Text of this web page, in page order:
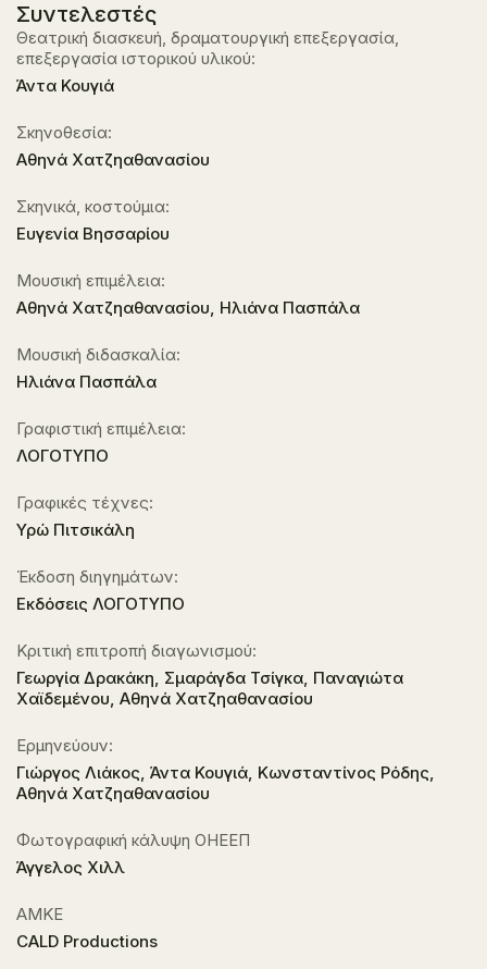
Συντελεστές
Θεατρική διασκευή, δραματουργική επεξεργασία,
επεξεργασία ιστορικού υλικού:
Άντα Κουγιά
Σκηνοθεσία:
Αθηνά Χατζηαθανασίου
Σκηνικά, κοστούμια:
Ευγενία Βησσαρίου
Μουσική επιμέλεια:
Αθηνά Χατζηαθανασίου, Ηλιάνα Πασπάλα
Μουσική διδασκαλία:
Ηλιάνα Πασπάλα
Γραφιστική επιμέλεια:
ΛΟΓΟΤΥΠΟ
Γραφικές τέχνες:
Υρώ Πιτσικάλη
Έκδοση διηγημάτων:
Εκδόσεις ΛΟΓΟΤΥΠΟ
Κριτική επιτροπή διαγωνισμού:
Γεωργία Δρακάκη, Σμαράγδα Τσίγκα, Παναγιώτα
Χαϊδεμένου, Αθηνά Χατζηαθανασίου
Ερμηνεύουν:
Γιώργος Λιάκος, Άντα Κουγιά, Κωνσταντίνος Ρόδης,
Αθηνά Χατζηαθανασίου
Φωτογραφική κάλυψη ΟΗΕΕΠ
Άγγελος Χιλλ
ΑΜΚΕ
CALD Productions